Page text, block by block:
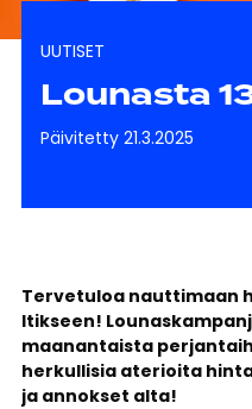
Lounasta
UUTISET
Päivitetty 21.3.2025
Tervetuloa nauttimaan
Itikseen!
maanantaista
herkullisia aterioita
ja annokset alta!